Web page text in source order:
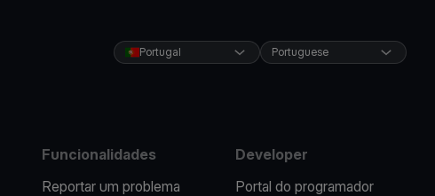
Portugal Portuguese
Funcionalidades
Reportar um problema
Developer
Portal do programador